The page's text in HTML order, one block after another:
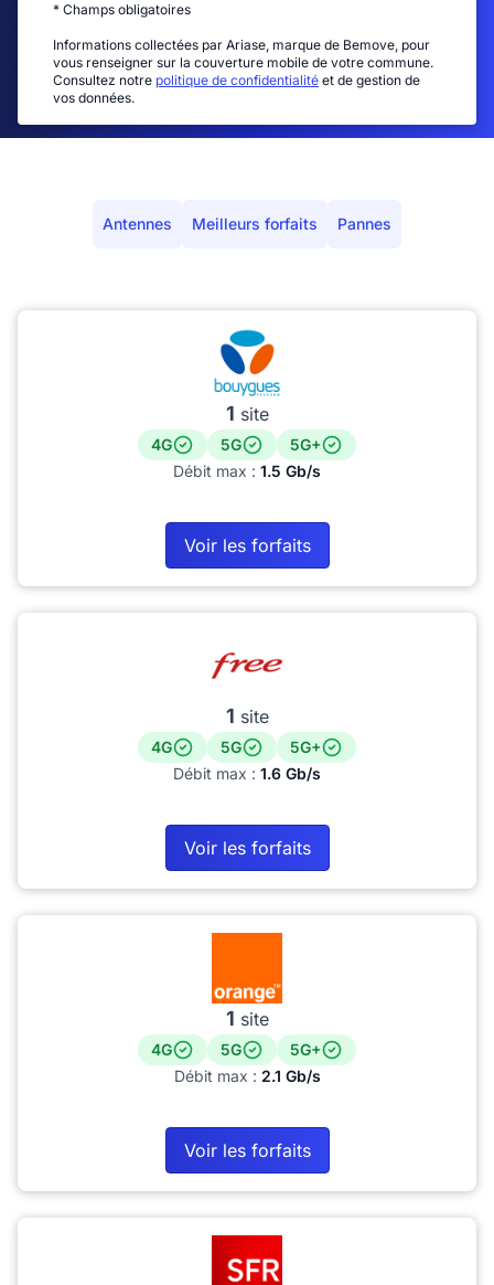
* Champs obligatoires
Informations collectées par Ariase, marque de Bemove, pour
vous renseigner sur la couverture mobile de votre commune.
Consultez notre politique de confidentialité et de gestion de
vos données.
Antennes Meilleurs forfaits Pannes
1 site
4G 5G
5G+
Débit max : 1.5 Gb/s
Voir les forfaits
1 site
4G 5G
5G+
Débit max : 1.6 Gb/s
Voir les forfaits
1 site
4G 5G
5G+
Débit max : 2.1 Gb/s
Voir les forfaits